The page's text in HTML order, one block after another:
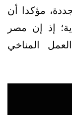
مؤكدا أن
إذ إن مصر
المناخي